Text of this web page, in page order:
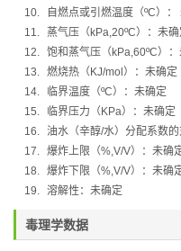
10.
自燃点或引燃温度（ºC）：
11.
蒸气压（ kPa,20ºC）： 未确
12. 饱和蒸气压（ kPa,60ºC）：
13. 燃烧热（ KJ/mol ）： 未确定
14.
临界温度（ºC）：未确定
15.
临界压力（ KPa）：未确定
16. 油水（辛醇/水）分配系数
17. 爆炸上限（%,V/V）：未确
18. 爆炸下限（%,V/V）：未确
19. 溶解性：未确定
毒理学数据